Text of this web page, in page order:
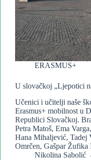
ERASMUS+
U slovačkoj „Ljepotici
Učenici i učitelji naše
Erasmus+ mobilnost u
Republici Slovačkoj.
Petra Matoš, Ema
Hana Mihaljević, Tadej
Omrčen, Gašpar
Nikolina Sabolić